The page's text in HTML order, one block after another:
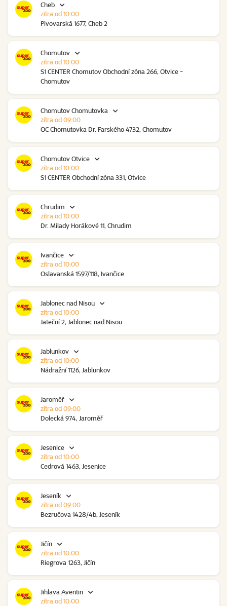
Cheb
Pivovarská 1677, Cheb 2
zítra od 10:00
Chomutov
S1 CENTER Chomutov Obchodní zóna 266, Otvice -
Chomutov
zítra od 10:00
Chomutov Chomutovka
OC Chomutovka Dr. Farského 4732, Chomutov
zítra od 09:00
Chomutov Otvice
S1 CENTER Obchodní zóna 331, Otvice
zítra od 10:00
Chrudim
Dr. Milady Horákové 11, Chrudim
zítra od 10:00
Ivančice
Oslavanská 1597/118, Ivančice
zítra od 10:00
Jablonec nad Nisou
Jateční 2, Jablonec nad Nisou
zítra od 10:00
Jablunkov
Nádražní 1126, Jablunkov
zítra od 10:00
Jaroměř
Dolecká 974, Jaroměř
zítra od 09:00
Jesenice
Cedrová 1463, Jesenice
zítra od 10:00
Jeseník
Bezručova 1428/4b, Jeseník
zítra od 09:00
Jičín
Riegrova 1263, Jičín
zítra od 10:00
Jihlava Aventin
zítra od 10:00